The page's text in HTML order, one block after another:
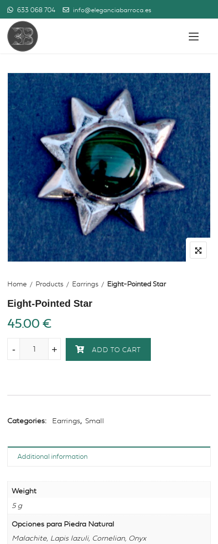
633 068 704 info@eleganciabarroca.es
Home Products Earrings Eight-Pointed Star
Eight-Pointed Star
45.00€
+
- +
- ADD TO CART
Categories: Earrings, Small
Additional information
Weight
5 g
Opciones para Piedra Natural
Malachite, Lapis lazuli, Cornelian, Onyx